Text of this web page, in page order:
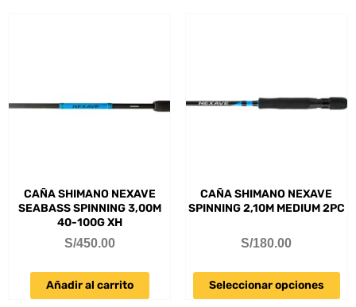
CAÑA SHIMANO NEXAVE
SEABASS SPINNING 3,00M
40-100G XH
S/450.00
Añadir al carrito
CAÑA SHIMANO NEXAVE
SPINNING 2,10M MEDIUM 2PC
S/180.00
Seleccionar opciones